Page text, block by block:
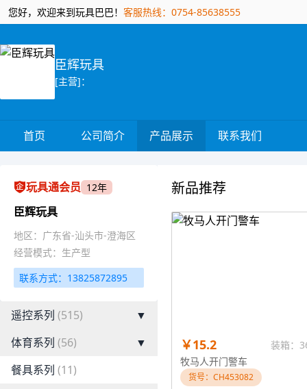
您好，欢迎来到玩具巴巴！ 客服热线：0754-85638555
臣辉玩具
[主营]：
首页 公司简介 产品展示 联系我们
玩具通会员 12年
臣辉玩具
地区：广东省-汕头市-澄海区
经营模式：生产型
联系方式：13825872895
遥控系列 (515)
▼
体育系列 (56)
▼
餐具系列 (11)
新品推荐
￥15.2
装箱：
牧马人开门警车
货号：CH453082